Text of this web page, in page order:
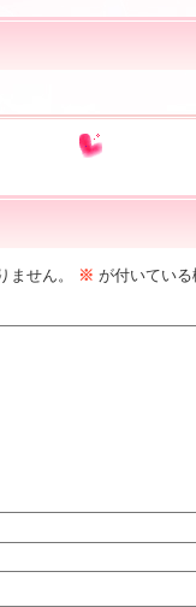
せん。 ※ が付いてい